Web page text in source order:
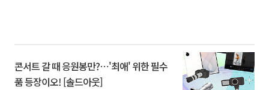
콘서트 갈 때 응원봉만?⋯'최애' 위한 필수
품 등장이오! [솔드아웃]